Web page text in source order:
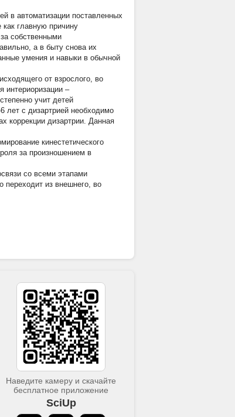
в автоматизации поставленных
главную причину
собственными
а в быту снова их
умения и навыки в обычной
от взрослого, во
интериоризации –
учит детей
лет с дизартрией необходимо
коррекции дизартрии. Данная
кинестетического
за произношением в
со всеми этапами
переходит из внешнего, во
Наведите камеру и скачайте
бесплатное приложение
SciUp